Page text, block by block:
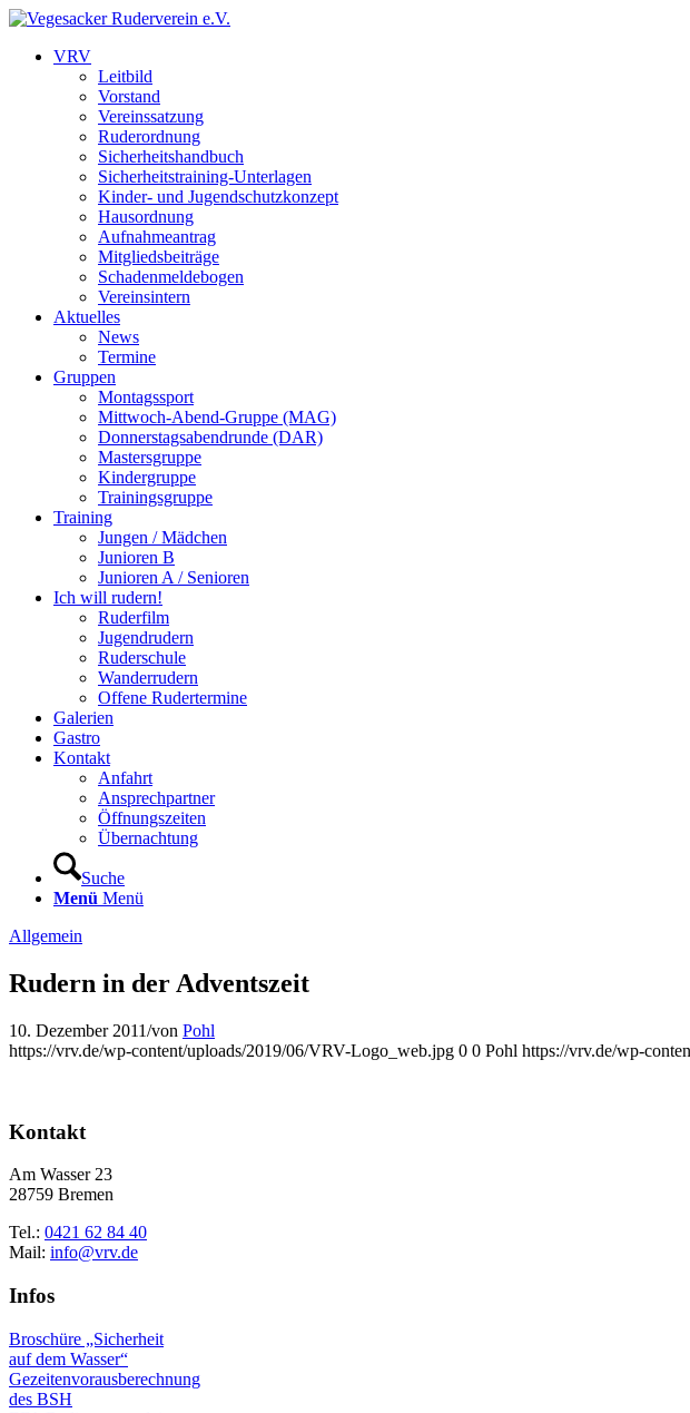
VRV
Leitbild
Vorstand
Vereinssatzung
Ruderordnung
Sicherheitshandbuch
Sicherheitstraining-Unterlagen
Kinder- und Jugendschutzkonzept
Hausordnung
Aufnahmeantrag
Mitgliedsbeiträge
Schadenmeldebogen
Vereinsintern
Aktuelles
News
Termine
Gruppen
Montagssport
Mittwoch-Abend-Gruppe (MAG)
Donnerstagsabendrunde (DAR)
Mastersgruppe
Kindergruppe
Trainingsgruppe
Training
Jungen / Mädchen
Junioren B
Junioren A / Senioren
Ich will rudern!
Ruderfilm
Jugendrudern
Ruderschule
Wanderrudern
Offene Rudertermine
Galerien
Gastro
Kontakt
Anfahrt
Ansprechpartner
Öffnungszeiten
Übernachtung
Suche
Menü Menü
Allgemein
Rudern in der Adventszeit
10. Dezember 2011/von Pohl
https://vrv.de/wp-content/uploads/2019/06/VRV-Logo_web.jpg 0 0 Pohl https://vrv.de/wp-
Kontakt
Am Wasser 23
28759 Bremen
Tel.: 0421 62 84 40
Mail: info@vrv.de
Infos
Broschüre „Sicherheit
auf dem Wasser“
Gezeitenvorausberechnung
des BSH